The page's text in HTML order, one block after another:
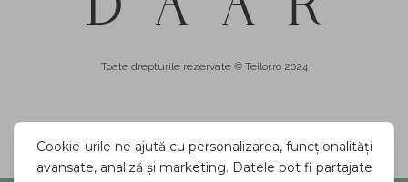
Toate drepturile rezervate © Teilor.ro 2024